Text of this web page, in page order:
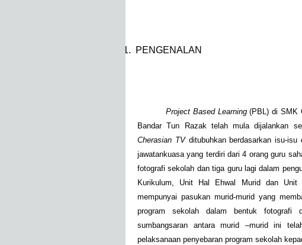
1. PENGENALAN
Project Based Learning(PBL) di SMK
Bandar Tun Razak telah mula dijalankan
Cherasian TVditubuhkan berdasarkan isu-isu
jawatankuasa yang terdiri dari 4 orang guru
fotografi sekolah dan tiga guru lagi dalam
Kurikulum, Unit Hal Ehwal Murid dan Unit
mempunyai pasukan murid-murid yang
program sekolah dalam bentuk
sumbangsaran antara murid –murid ini
pelaksanaan penyebaran program sekolah